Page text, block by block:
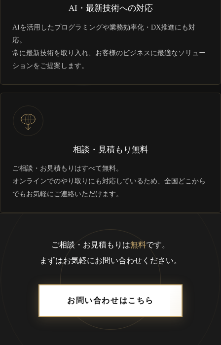
AI・最新技術への対応
AIを活用したプログラミングや業務効率化・DX推進にも対
応。
常に最新技術を取り入れ、お客様のビジネスに最適なソリュー
ションをご提案します。
相談・見積もり無料
ご相談・お見積もりはすべて無料。
オンラインでのやり取りにも対応しているため、全国どこから
でもお気軽にご連絡いただけます。
ご相談・お見積もりは無料です。
まずはお気軽にお問い合わせください。
お問い合わせはこちら